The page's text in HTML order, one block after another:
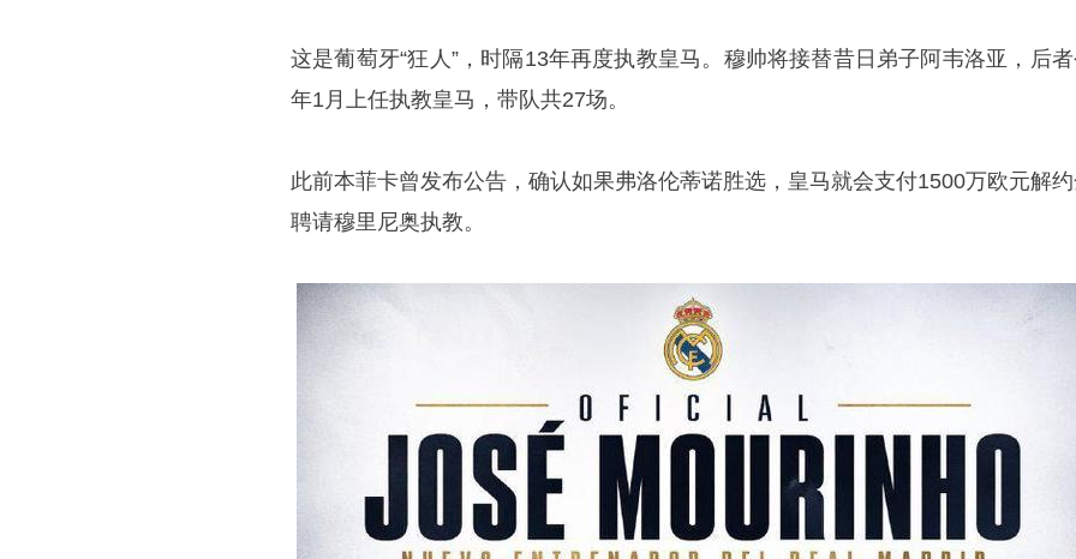
这是葡萄牙“狂人”，时隔13年再度执教皇马。穆帅将接替昔日弟子阿韦洛亚，后
年1月上任执教皇马，带队共27场。
此前本菲卡曾发布公告，确认如果弗洛伦蒂诺胜选，皇马就会支付1500万欧元解
聘请穆里尼奥执教。